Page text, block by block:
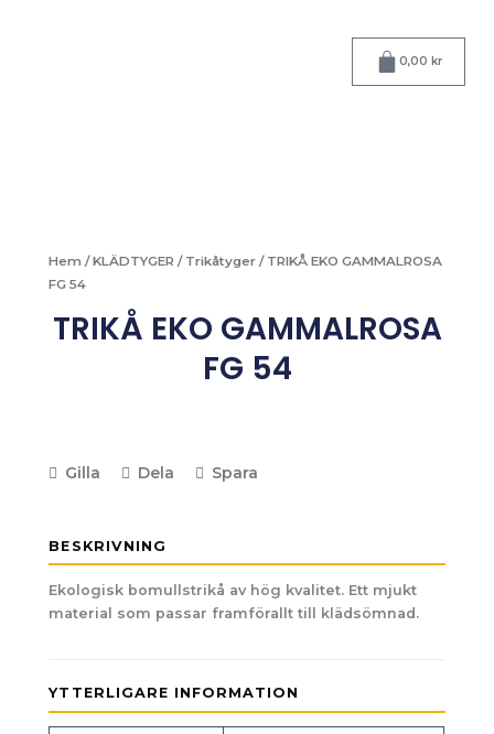
0,00 kr
Varukorg
Hem /KLÄDTYGER / Trikåtyger / TRIKÅ EKO GAMMALROSA
FG 54
TRIKÅ EKO GAMMALROSA
FG 54
Gilla Dela Spara
BESKRIVNING
Ekologisk bomullstrikå av hög kvalitet. Ett mjukt
material som passar framförallt till klädsömnad.
YTTERLIGARE INFORMATION